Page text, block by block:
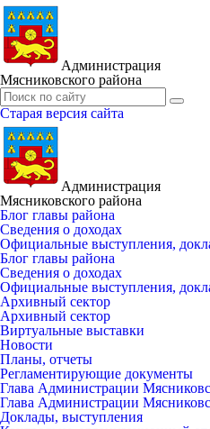
Администрация
Мясниковского района
Старая версия сайта
Администрация
Мясниковского района
Блог главы района
Сведения о доходах
Официальные выступления,
Блог главы района
Сведения о доходах
Официальные выступления,
Архивный сектор
Архивный сектор
Виртуальные выставки
Новости
Планы, отчеты
Регламентирующие документы
Глава Администрации
Глава Администрации
Доклады, выступления